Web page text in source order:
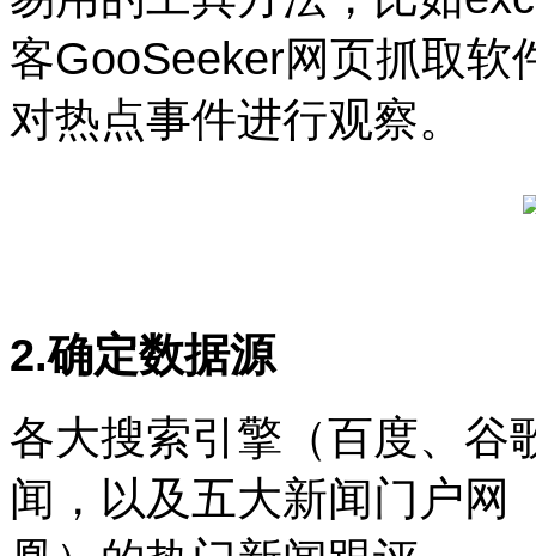
客GooSeeker网页抓取软
对热点事件进行观察。
2.确定数据源
各大搜索引擎（百度、谷
闻，以及五大新闻门户网